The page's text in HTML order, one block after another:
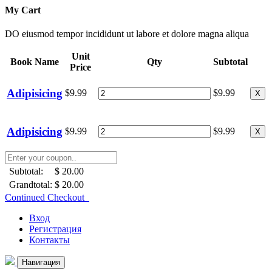
My Cart
DO eiusmod tempor incididunt ut labore et dolore magna aliqua
Book Name
Unit
Price
Qty Subtotal
Adipisicing $9.99 $9.99 X
Adipisicing $9.99 $9.99 X
Subtotal:
$ 20.00
Grandtotal: $ 20.00
Continued Checkout
Вход
Регистрация
Контакты
Навигация